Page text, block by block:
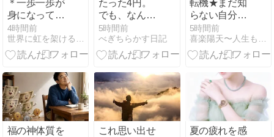
＊一歩一歩が
身になってい
ると感じた旅
路
4時間前
たった4円。
でも、なんだ
かもったいな
い一日
5時間前
べぎちらかす日記
転機★まだ知
らない自分の
才能を知る。
5時間前
福の神体質を
これ思い出せ
夏の疲れを感